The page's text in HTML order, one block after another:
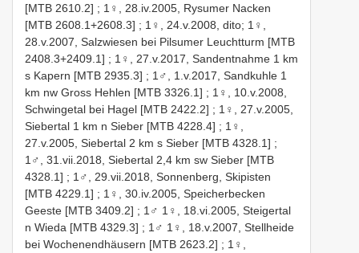
[MTB 2610.2] ; 1♀, 28.iv.2005, Rysumer Nacken
[MTB 2608.1+2608.3] ; 1♀, 24.v.2008, dito; 1♀,
28.v.2007, Salzwiesen bei Pilsumer Leuchtturm [MTB
2408.3+2409.1] ; 1♀, 27.v.2017, Sandentnahme 1 km
s Kapern [MTB 2935.3] ; 1♂, 1.v.2017, Sandkuhle 1
km nw Gross Hehlen [MTB 3326.1] ; 1♀, 10.v.2008,
Schwingetal bei Hagel [MTB 2422.2] ; 1♀, 27.v.2005,
Siebertal 1 km n Sieber [MTB 4228.4] ; 1♀,
27.v.2005, Siebertal 2 km s Sieber [MTB 4328.1] ;
1♂, 31.vii.2018, Siebertal 2,4 km sw Sieber [MTB
4328.1] ; 1♂, 29.vii.2018, Sonnenberg, Skipisten
[MTB 4229.1] ; 1♀, 30.iv.2005, Speicherbecken
Geeste [MTB 3409.2] ; 1♂ 1♀, 18.vi.2005, Steigertal
n Wieda [MTB 4329.3] ; 1♂ 1♀, 18.v.2007, Stellheide
bei Wochenendhäusern [MTB 2623.2] ; 1♀,